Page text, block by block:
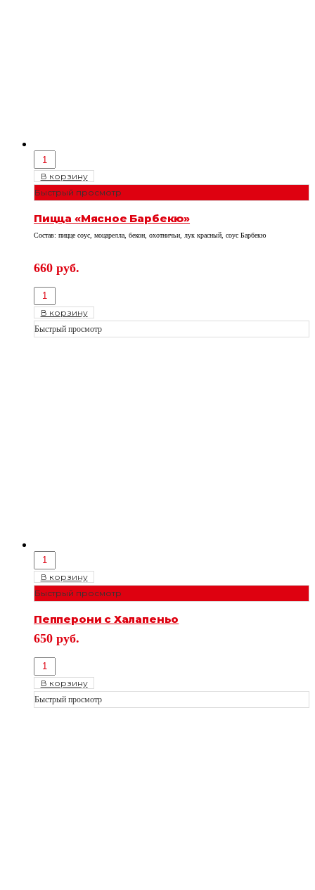
В корзину
Быстрый просмотр
Пицца «Мясное Барбекю»
Состав: пицце соус, моцарелла, бекон, охотничьи, лук красный, соус Барбекю
660 руб.
В корзину
Быстрый просмотр
В корзину
Быстрый просмотр
Пепперони с Халапеньо
650 руб.
В корзину
Быстрый просмотр